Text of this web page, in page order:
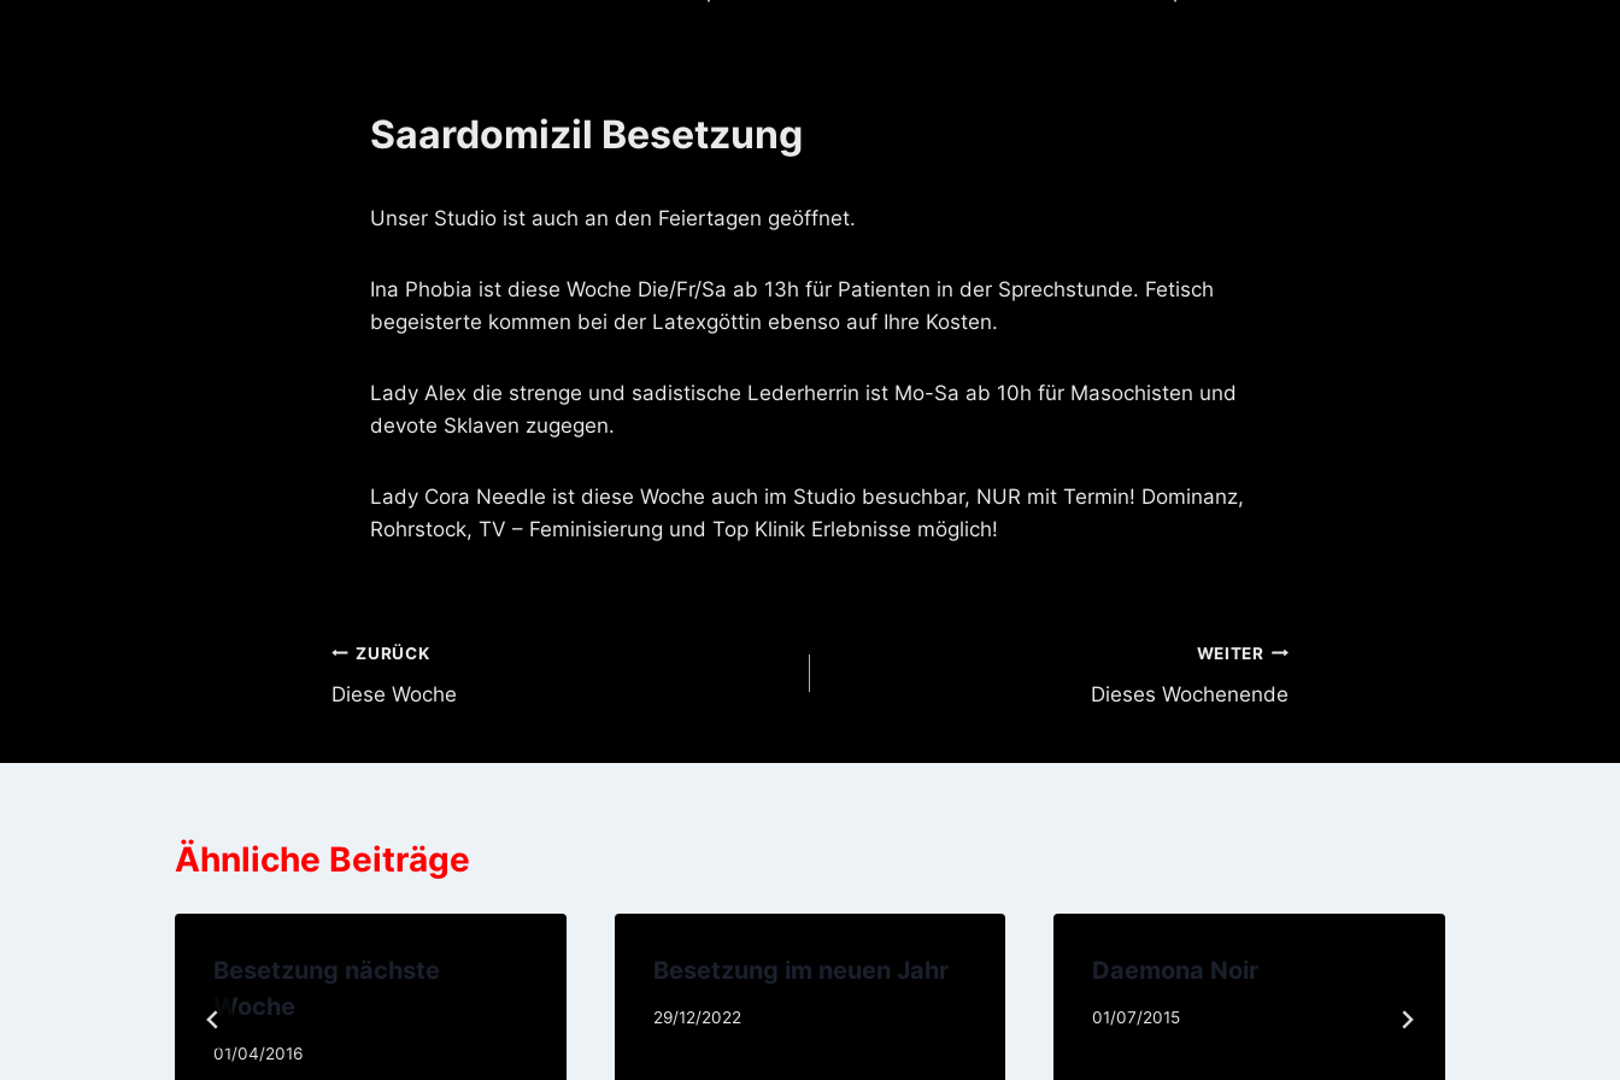
Saardomizil Besetzung
Unser Studio ist auch an den Feiertagen geöffnet.
Ina Phobia ist diese Woche Die/Fr/Sa ab 13h für Patienten in der Sprechstunde. Fetisch
begeisterte kommen bei der Latexgöttin ebenso auf Ihre Kosten.
Lady Alex die strenge und sadistische Lederherrin ist Mo-Sa ab 10h für Masochisten und
devote Sklaven zugegen.
Lady Cora Needle ist diese Woche auch im Studio besuchbar, NUR mit Termin! Dominanz,
Rohrstock, TV – Feminisierung und Top Klinik Erlebnisse möglich!
Beitragsnavigation
ZURÜCK
Diese Woche
WEITER
Dieses Wochenende
Ähnliche Beiträge
Besetzung nächste
Woche
01/04/2016
Besetzung im neuen Jahr
29/12/2022
Daemona Noir
01/07/2015